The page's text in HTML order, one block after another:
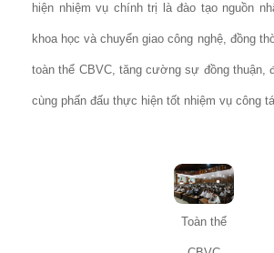
hiện nhiệm vụ chính trị là đào tạo nguồn
khoa học và chuyển giao công nghệ, đồng
toàn thể CBVC, tăng cường sự đồng thuận,
cùng phấn đấu thực hiện tốt nhiệm vụ công
Toàn thể